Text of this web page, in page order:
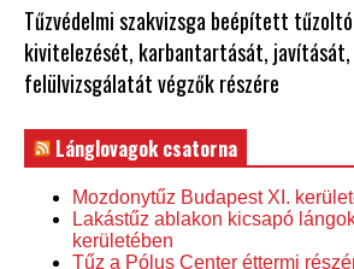
Tűzvédelmi szakvizsga beépített
kivitelezését, karbantartását,
felülvizsgálatát végzők részére
Lánglovagok csatorna
Mozdonytűz Budapest XI.
Lakástűz ablakon kicsapó
kerületében
Tűz a Pólus Center éttermi